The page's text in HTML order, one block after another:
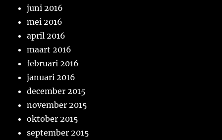
juni 2016
mei 2016
april 2016
maart 2016
februari 2016
januari 2016
december 2015
november 2015
oktober 2015
september 2015